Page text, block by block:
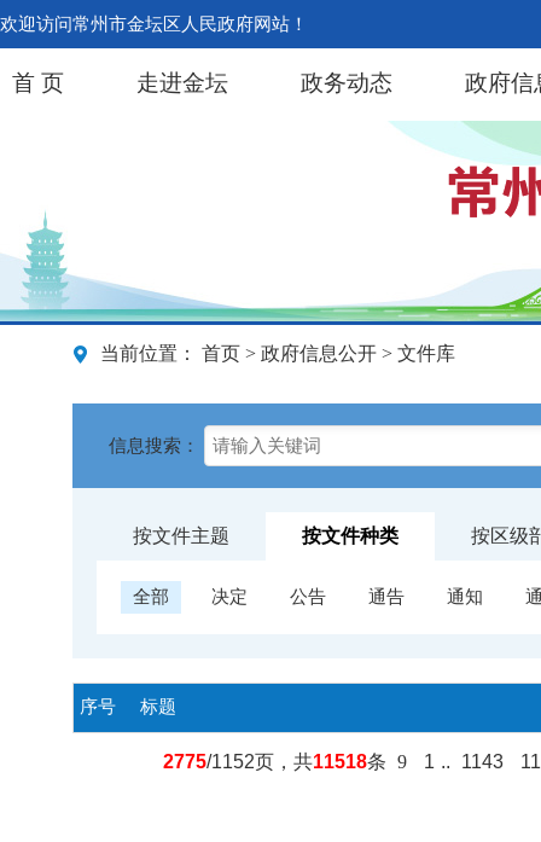
欢迎访问常州市金坛区人民政府网站！
首 页 走进金坛 政务动态 政府信
当前位置： 首页 > 政府信息公开 > 文件库
信息搜索：
按文件主题 按文件种类 按区级
全部 决定 公告 通告 通知
序号 标题
2775/1152页，共11518条 9 1 .. 1143